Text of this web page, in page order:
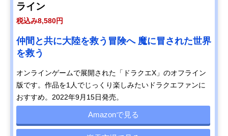
ライン
税込み8,580円
仲間と共に大陸を救う冒険へ 魔に冒された世界
を救う
オンラインゲームで展開された「ドラクエX」のオフライン
版です。作品を1人でじっくり楽しみたいドラクエファンに
おすすめ。2022年9月15日発売。
Amazonで見る